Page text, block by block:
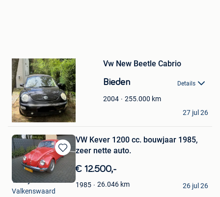
in
Mijn
Favorieten
Vw New Beetle Cabrio
Bieden Details
2004 255.000 km
J.Wyns
Bonheiden
27 jul 26
Bewaren
in
Mijn
Favorieten
VW Kever 1200 cc. bouwjaar 1985,
zeer nette auto.
€ 12.500,-
1985 26.046 km
Tonny
Valkenswaard
26 jul 26